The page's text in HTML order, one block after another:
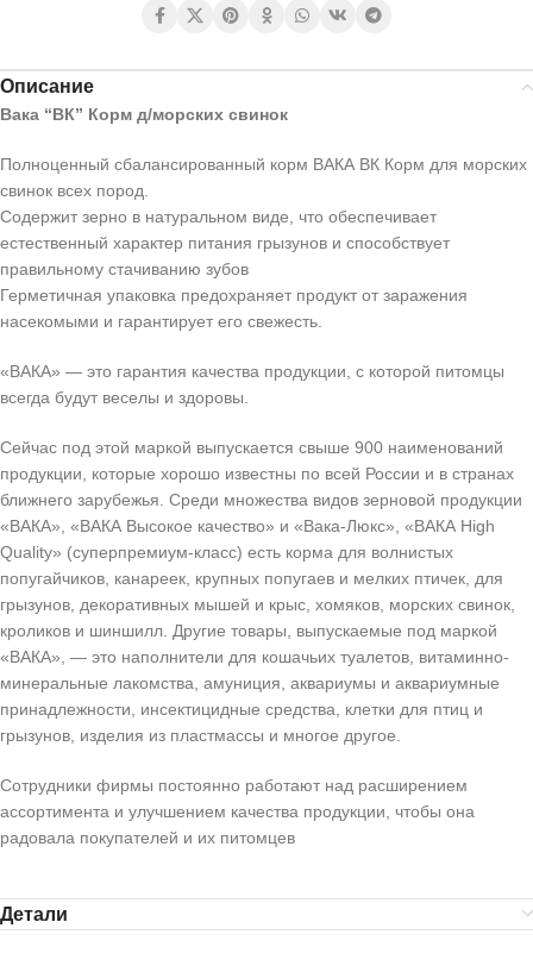
Описание
Вака “ВК” Корм д/морских свинок
Полноценный сбалансированный корм ВАКА ВК Корм для морских
свинок всех пород.
Содержит зерно в натуральном виде, что обеспечивает
естественный характер питания грызунов и способствует
правильному стачиванию зубов
Герметичная упаковка предохраняет продукт от заражения
насекомыми и гарантирует его свежесть.
«ВАКА» — это гарантия качества продукции, с которой питомцы
всегда будут веселы и здоровы.
Сейчас под этой маркой выпускается свыше 900 наименований
продукции, которые хорошо известны по всей России и в странах
ближнего зарубежья. Среди множества видов зерновой продукции
«ВАКА», «ВАКА Высокое качество» и «Вака-Люкс», «ВАКА High
Quality» (суперпремиум-класс) есть корма для волнистых
попугайчиков, канареек, крупных попугаев и мелких птичек, для
грызунов, декоративных мышей и крыс, хомяков, морских свинок,
кроликов и шиншилл. Другие товары, выпускаемые под маркой
«ВАКА», — это наполнители для кошачьих туалетов, витаминно-
минеральные лакомства, амуниция, аквариумы и аквариумные
принадлежности, инсектицидные средства, клетки для птиц и
грызунов, изделия из пластмассы и многое другое.
Сотрудники фирмы постоянно работают над расширением
ассортимента и улучшением качества продукции, чтобы она
радовала покупателей и их питомцев
Детали